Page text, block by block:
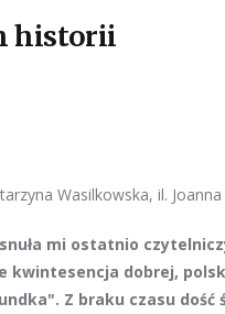
historii
Wasilkowska, il.
mi ostatnio
kwintesencja dobrej,
Z braku czasu